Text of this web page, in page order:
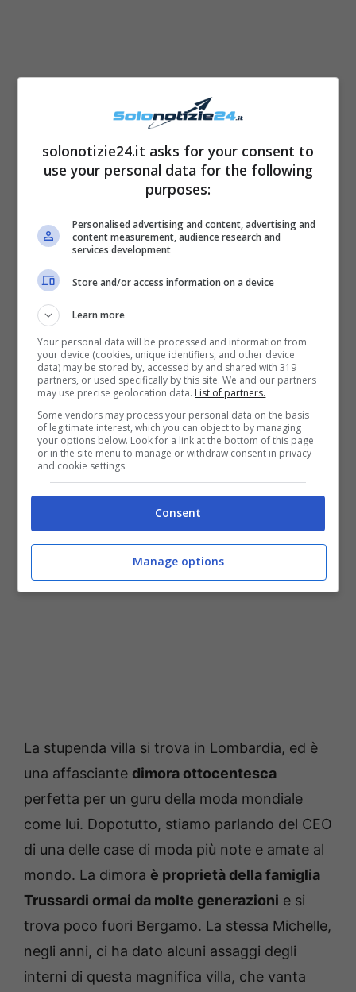
Dopo la dolorosa separazione da quella che
credeva essere l’amore della sua vita, Michelle
Hunziker,Tomaso Trussardi si è consolato
tornando a vivere in una villa davvero
meravigliosa.
Fonte: Mediaset
La stupenda villa si trova in Lombardia, ed è
una affasciante dimora ottocentesca
perfetta per un guru della moda mondiale
come lui. Dopotutto, stiamo parlando del CEO
di una delle case di moda più note e amate al
mondo. La dimora è proprietà della famiglia
Trussardi ormai da molte generazioni e si
trova poco fuori Bergamo. La stessa Michelle,
negli anni, ci ha dato alcuni assaggi degli
interni di questa magnifica villa, che vanta
solonotizie24.it asks for your consent to
use your personal data for the following
purposes:
Personalised advertising and content, advertising and
content measurement, audience research and
services development
Store and/or access information on a device
Learn more
Your personal data will be processed and information from
your device (cookies, unique identifiers, and other device
data) may be stored by, accessed by and shared with 319
partners, or used specifically by this site. We and our partners
may use precise geolocation data. List of partners.
Some vendors may process your personal data on the basis
of legitimate interest, which you can object to by managing
your options below. Look for a link at the bottom of this page
or in the site menu to manage or withdraw consent in privacy
and cookie settings.
Consent
Manage options